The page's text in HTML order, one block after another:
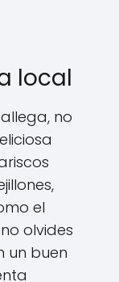
local
no
el
olvides
un buen